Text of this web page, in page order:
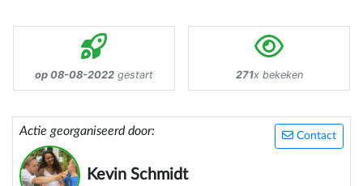
op 08-08-2022 gestart 271x bekeken
Contact
Actie georganiseerd door:
Kevin Schmidt